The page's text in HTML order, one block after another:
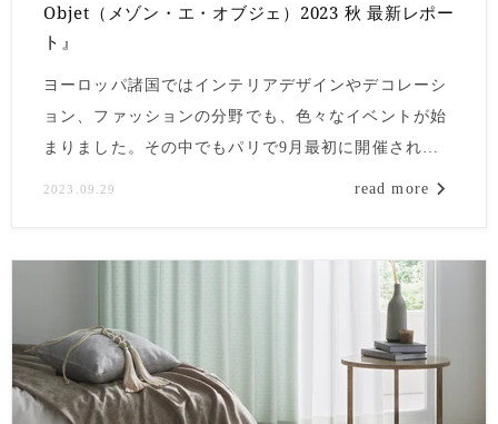
Objet（メゾン・エ・オブジェ）2023 秋 最新レポー
ト』
ヨーロッパ諸国ではインテリアデザインやデコレーシ
ョン、ファッションの分野でも、色々なイベントが始
まりました。その中でもパリで9月最初に開催された
2023.09.29 read more